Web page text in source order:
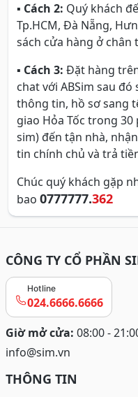
▪ Cách 2: Quý khách
Tp.HCM, Đà Nẵng,
sách cửa hàng ở chân
▪ Cách 3: Đặt hàng
chat với ABSim sau
thông tin, hồ sơ sang
giao Hỏa Tốc trong
sim) đến tận nhà,
tin chính chủ và trả
Chúc quý khách gặp
bao 0777777.362
CÔNG TY CỔ PHẦN
Hotline
024.6666.6666
Giờ mở cửa: 08:00 -
info@sim.vn
THÔNG TIN